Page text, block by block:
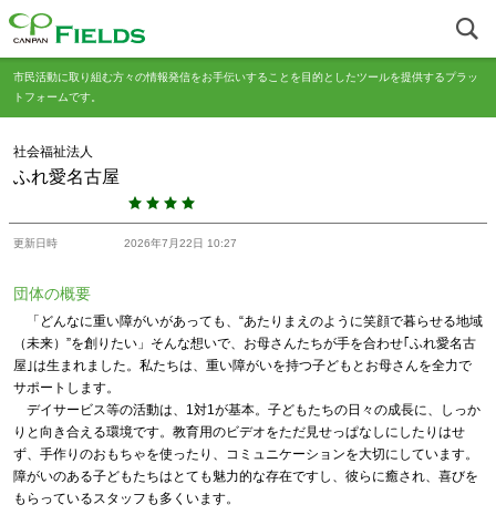
市民活動に取り組む方々の情報発信をお手伝いすることを目的としたツールを提供するプラッ
トフォームです。
社会福祉法人
ふれ愛名古屋
更新日時 2026年7月22日 10:27
団体の概要
「どんなに重い障がいがあっても、“あたりまえのように笑顔で暮らせる地域
（未来）”を創りたい」そんな想いで、お母さんたちが手を合わせ｢ふれ愛名古
屋｣は生まれました。私たちは、重い障がいを持つ子どもとお母さんを全力で
サポートします。
デイサービス等の活動は、1対1が基本。子どもたちの日々の成長に、しっか
りと向き合える環境です。教育用のビデオをただ見せっぱなしにしたりはせ
ず、手作りのおもちゃを使ったり、コミュニケーションを大切にしています。
障がいのある子どもたちはとても魅力的な存在ですし、彼らに癒され、喜びを
もらっているスタッフも多くいます。